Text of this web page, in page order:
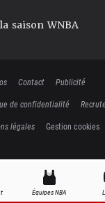
Équipes NBA
saison WNBA
Contact
Publicité
de confidentialité
légales
Gestion cookies